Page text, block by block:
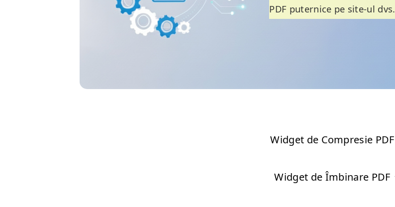
PDF puternice pe site-ul dvs.
Widget de Compresie PDF
Widget de Îmbinare PDF